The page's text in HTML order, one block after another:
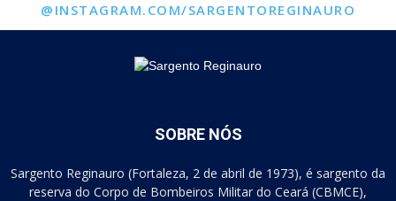
@INSTAGRAM.COM/SARGENTOREGINAURO
SOBRE NÓS
Sargento Reginauro (Fortaleza, 2 de abril de 1973), é sargento da
reserva do Corpo de Bombeiros Militar do Ceará (CBMCE),